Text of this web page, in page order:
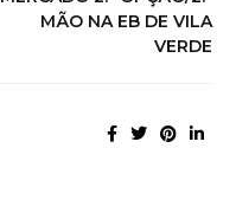
MÃO NA EB DE VILA
VERDE